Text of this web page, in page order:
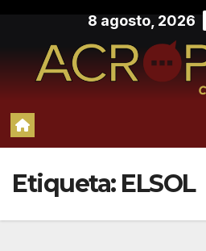
contenido
8 agosto, 2026
Etiqueta: ELSOL